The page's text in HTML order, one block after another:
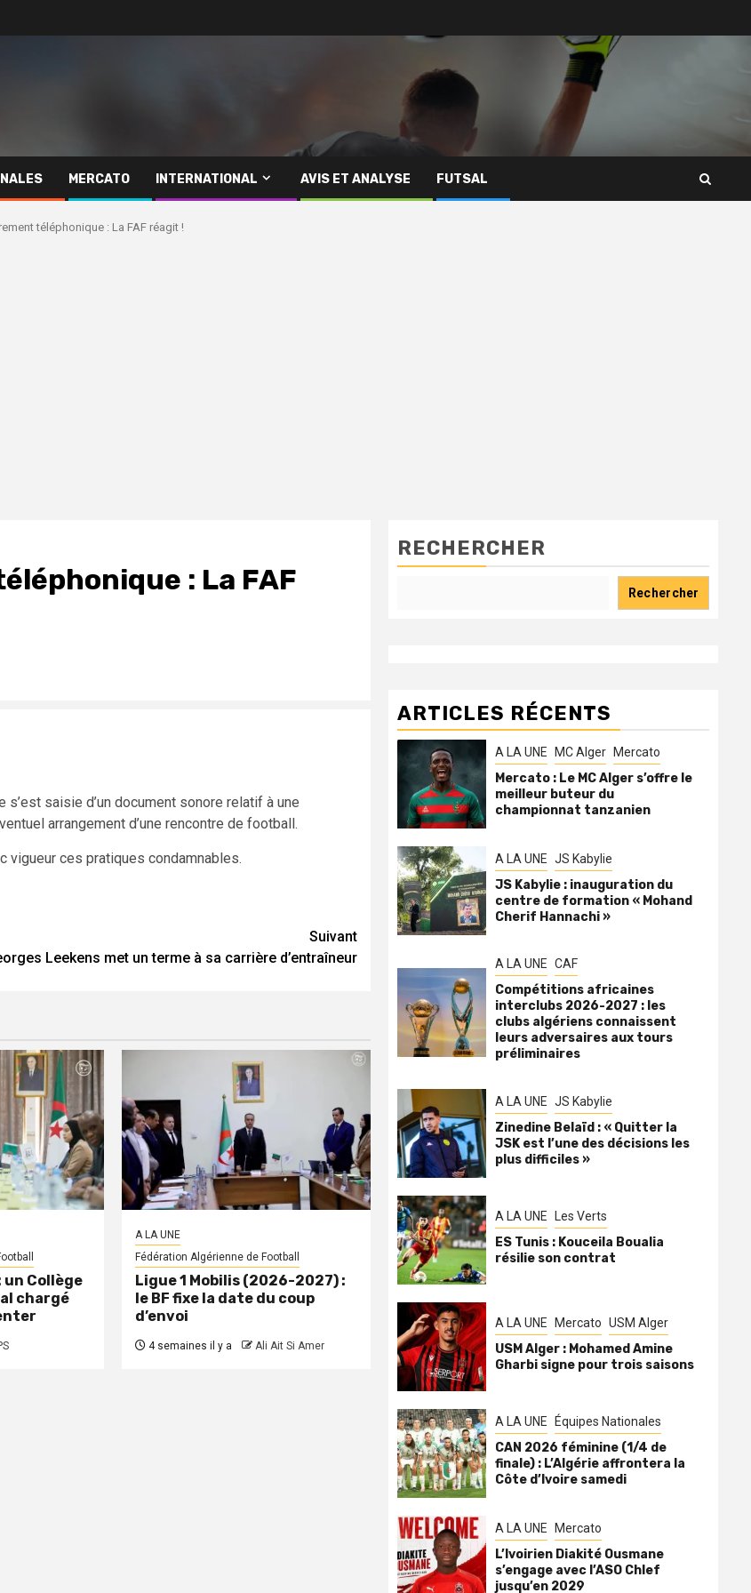
MERCATO INTERNATIONAL AVIS ET ANALYSE FUTSAL
téléphonique : La FAF réagit !
: La FAF
saisie d’un document sonore relatif à une
arrangement d’une rencontre de football.
vigueur ces pratiques condamnables.
Suivant
Leekens met un terme à sa carrière d’entraîneur
un Collège
chargé
A LA UNE
Fédération Algérienne de Football
Ligue 1 Mobilis (2026-2027) :
le BF fixe la date du coup
d’envoi
4 semaines il y a Ali Ait Si Amer
RECHERCHER
Rechercher
ARTICLES RÉCENTS
A LA UNE MC Alger Mercato
Mercato : Le MC Alger s’offre le
meilleur buteur du
championnat tanzanien
A LA UNE JS Kabylie
JS Kabylie : inauguration du
centre de formation « Mohand
Cherif Hannachi »
A LA UNE CAF
Compétitions africaines
interclubs 2026-2027 : les
clubs algériens connaissent
leurs adversaires aux tours
préliminaires
A LA UNE JS Kabylie
Zinedine Belaïd : « Quitter la
JSK est l’une des décisions les
plus difficiles »
A LA UNE Les Verts
ES Tunis : Kouceila Boualia
résilie son contrat
A LA UNE Mercato USM Alger
USM Alger : Mohamed Amine
Gharbi signe pour trois saisons
A LA UNE Équipes Nationales
CAN 2026 féminine (1/4 de
finale) : L’Algérie affrontera la
Côte d’Ivoire samedi
A LA UNE Mercato
L’Ivoirien Diakité Ousmane
s’engage avec l’ASO Chlef
jusqu’en 2029